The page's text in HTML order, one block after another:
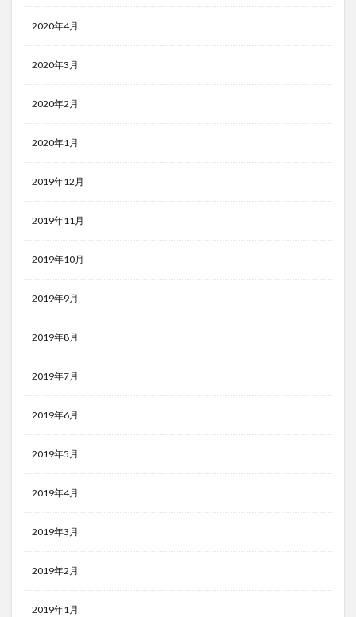
2020年4月
2020年3月
2020年2月
2020年1月
2019年12月
2019年11月
2019年10月
2019年9月
2019年8月
2019年7月
2019年6月
2019年5月
2019年4月
2019年3月
2019年2月
2019年1月